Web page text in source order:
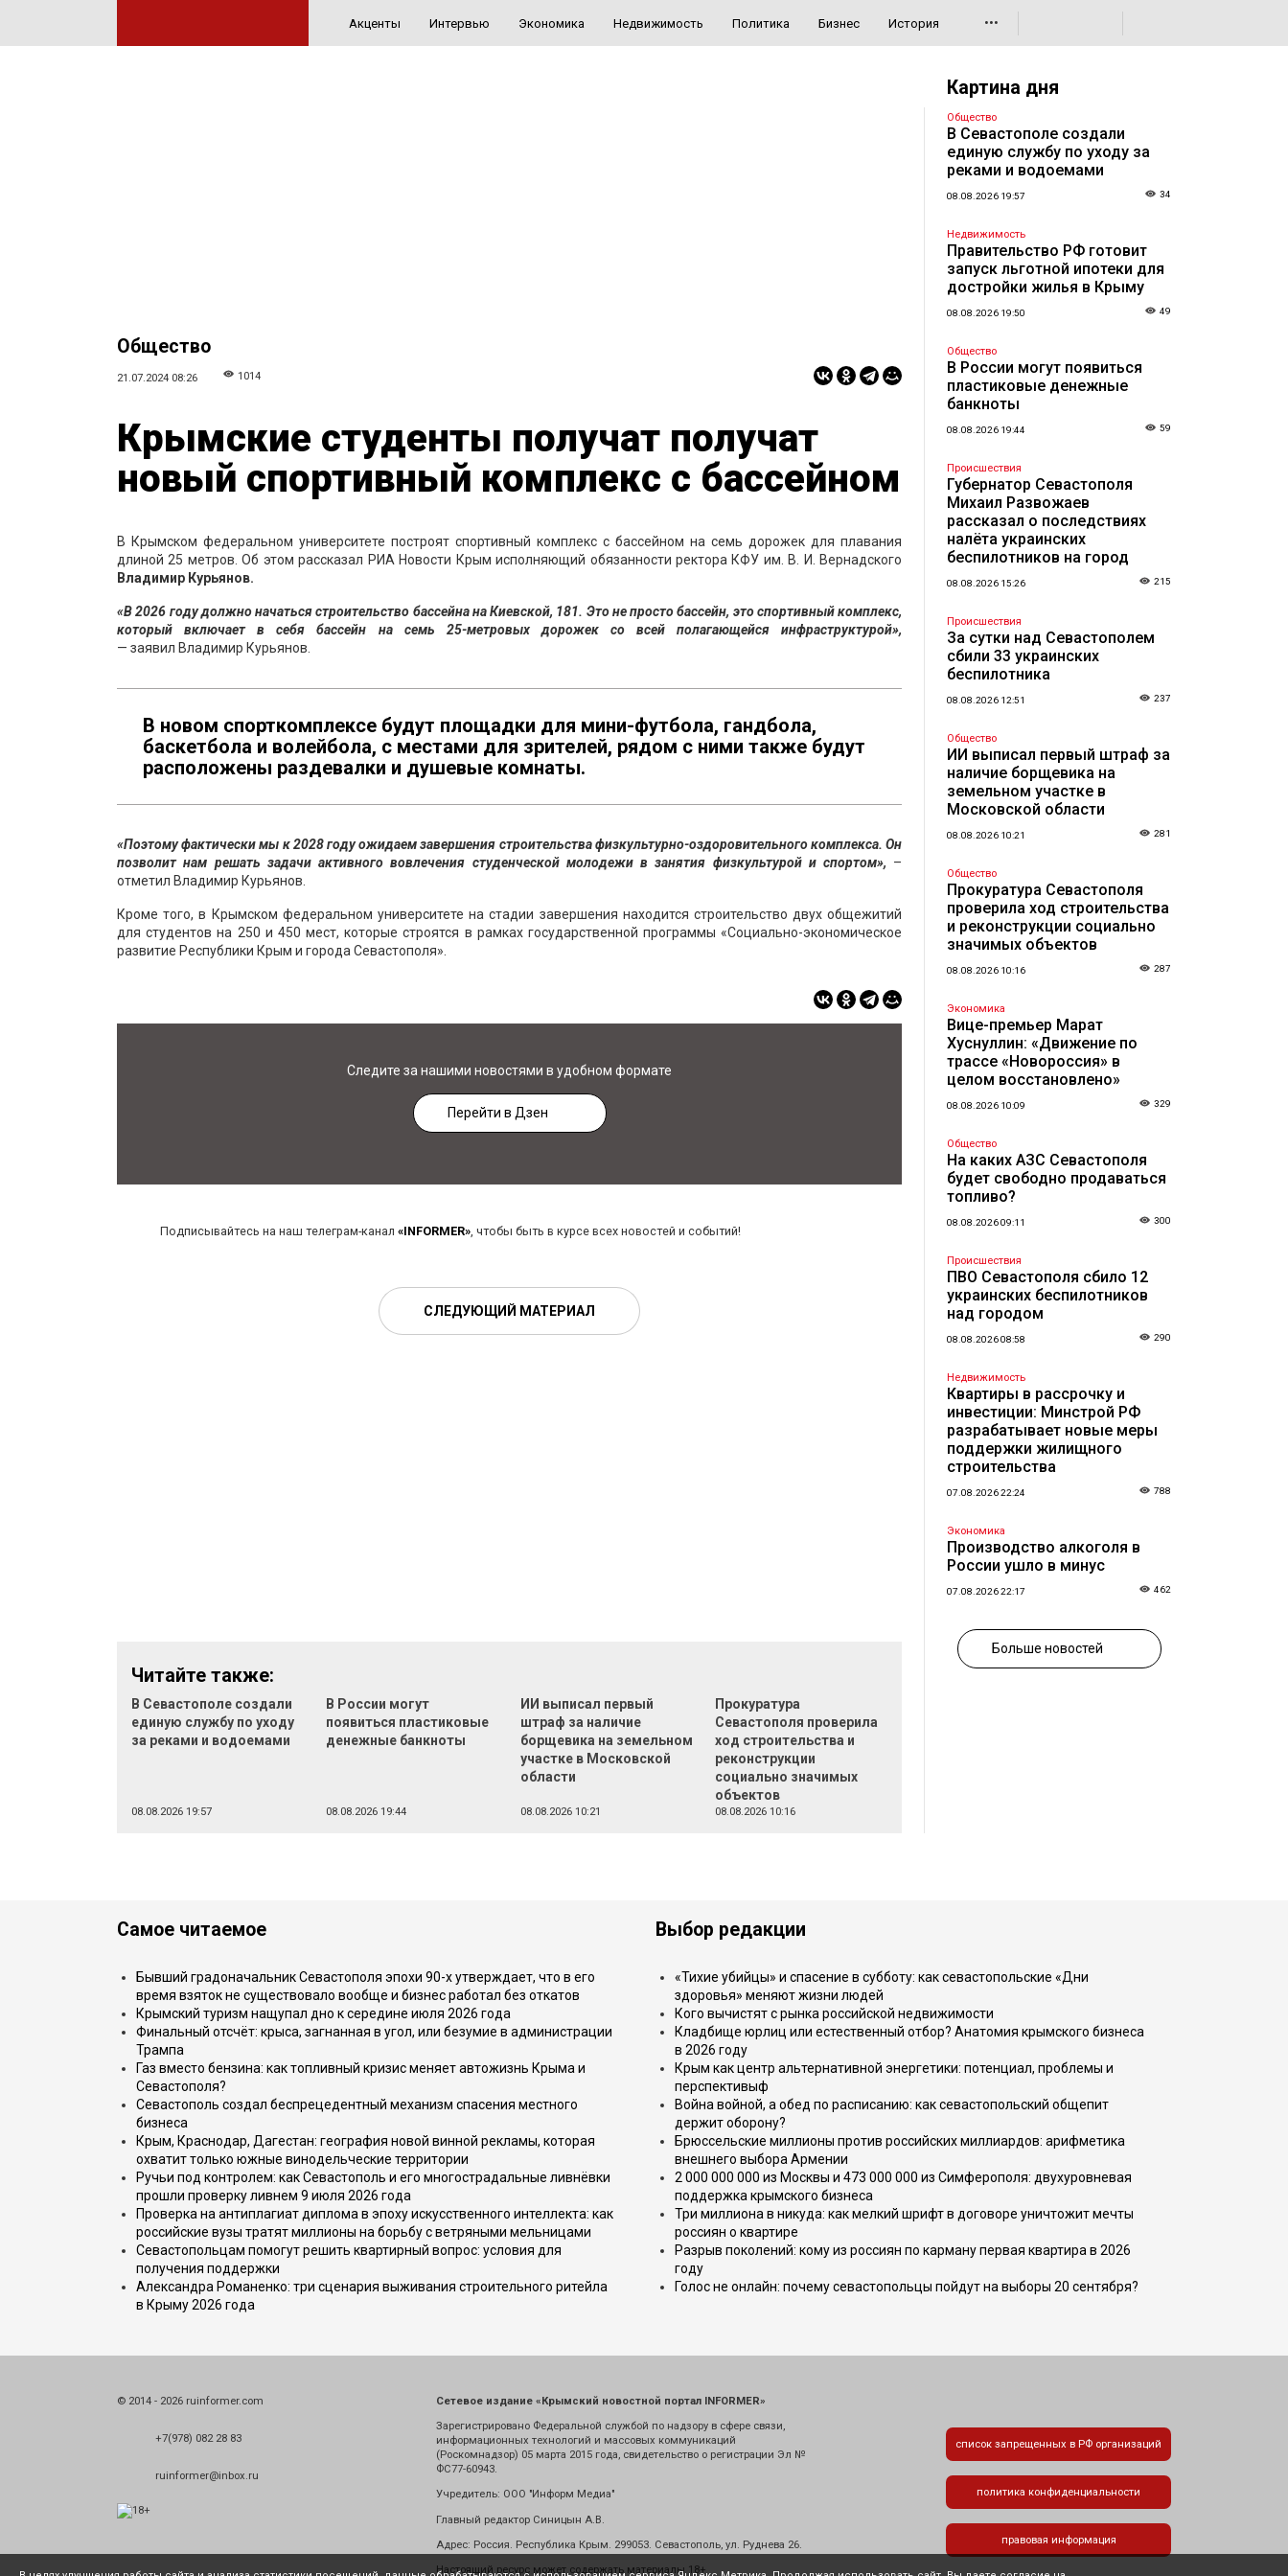
Акценты Интервью Экономика Недвижимость Политика Бизнес История •••
Общество
21.07.2024 08:26 1014
Крымские студенты получат получат
новый спортивный комплекс с бассейном
В Крымском федеральном университете построят спортивный комплекс с бассейном на семь дорожек для плавания
длиной 25 метров. Об этом рассказал РИА Новости Крым исполняющий обязанности ректора КФУ им. В. И. Вернадского
Владимир Курьянов.
«В 2026 году должно начаться строительство бассейна на Киевской, 181. Это не просто бассейн, это спортивный комплекс,
который включает в себя бассейн на семь 25-метровых дорожек со всей полагающейся инфраструктурой»,
— заявил Владимир Курьянов.
В новом спорткомплексе будут площадки для мини-футбола, гандбола,
баскетбола и волейбола, с местами для зрителей, рядом с ними также будут
расположены раздевалки и душевые комнаты.
«Поэтому фактически мы к 2028 году ожидаем завершения строительства физкультурно-оздоровительного комплекса. Он
позволит нам решать задачи активного вовлечения студенческой молодежи в занятия физкультурой и спортом», –
отметил Владимир Курьянов.
Кроме того, в Крымском федеральном университете на стадии завершения находится строительство двух общежитий
для студентов на 250 и 450 мест, которые строятся в рамках государственной программы «Социально-экономическое
развитие Республики Крым и города Севастополя».
Следите за нашими новостями в удобном формате
Перейти в Дзен
Подписывайтесь на наш телеграм-канал «INFORMER», чтобы быть в курсе всех новостей и событий!
СЛЕДУЮЩИЙ МАТЕРИАЛ
Читайте также:
В Севастополе создали
единую службу по уходу
за реками и водоемами
08.08.2026 19:57
В России могут
появиться пластиковые
денежные банкноты
08.08.2026 19:44
ИИ выписал первый
штраф за наличие
борщевика на земельном
участке в Московской
области
08.08.2026 10:21
Прокуратура
Севастополя проверила
ход строительства и
реконструкции
социально значимых
объектов
08.08.2026 10:16
Картина дня
Общество
В Севастополе создали
единую службу по уходу за
реками и водоемами
08.08.2026 19:57 34
Недвижимость
Правительство РФ готовит
запуск льготной ипотеки для
достройки жилья в Крыму
08.08.2026 19:50 49
Общество
В России могут появиться
пластиковые денежные
банкноты
08.08.2026 19:44 59
Происшествия
Губернатор Севастополя
Михаил Развожаев
рассказал о последствиях
налёта украинских
беспилотников на город
08.08.2026 15:26 215
Происшествия
За сутки над Севастополем
сбили 33 украинских
беспилотника
08.08.2026 12:51 237
Общество
ИИ выписал первый штраф за
наличие борщевика на
земельном участке в
Московской области
08.08.2026 10:21 281
Общество
Прокуратура Севастополя
проверила ход строительства
и реконструкции социально
значимых объектов
08.08.2026 10:16 287
Экономика
Вице-премьер Марат
Хуснуллин: «Движение по
трассе «Новороссия» в
целом восстановлено»
08.08.2026 10:09 329
Общество
На каких АЗС Севастополя
будет свободно продаваться
топливо?
08.08.2026 09:11 300
Происшествия
ПВО Севастополя сбило 12
украинских беспилотников
над городом
08.08.2026 08:58 290
Недвижимость
Квартиры в рассрочку и
инвестиции: Минстрой РФ
разрабатывает новые меры
поддержки жилищного
строительства
07.08.2026 22:24 788
Экономика
Производство алкоголя в
России ушло в минус
07.08.2026 22:17 462
Больше новостей
Самое читаемое
Бывший градоначальник Севастополя эпохи 90-х утверждает, что в его
время взяток не существовало вообще и бизнес работал без откатов
Крымский туризм нащупал дно к середине июля 2026 года
Финальный отсчёт: крыса, загнанная в угол, или безумие в администрации
Трампа
Газ вместо бензина: как топливный кризис меняет автожизнь Крыма и
Севастополя?
Севастополь создал беспрецедентный механизм спасения местного
бизнеса
Крым, Краснодар, Дагестан: география новой винной рекламы, которая
охватит только южные винодельческие территории
Ручьи под контролем: как Севастополь и его многострадальные ливнёвки
прошли проверку ливнем 9 июля 2026 года
Проверка на антиплагиат диплома в эпоху искусственного интеллекта: как
российские вузы тратят миллионы на борьбу с ветряными мельницами
Севастопольцам помогут решить квартирный вопрос: условия для
получения поддержки
Александра Романенко: три сценария выживания строительного ритейла
в Крыму 2026 года
Выбор редакции
«Тихие убийцы» и спасение в субботу: как севастопольские «Дни
здоровья» меняют жизни людей
Кого вычистят с рынка российской недвижимости
Кладбище юрлиц или естественный отбор? Анатомия крымского бизнеса
в 2026 году
Крым как центр альтернативной энергетики: потенциал, проблемы и
перспективыф
Война войной, а обед по расписанию: как севастопольский общепит
держит оборону?
Брюссельские миллионы против российских миллиардов: арифметика
внешнего выбора Армении
2 000 000 000 из Москвы и 473 000 000 из Симферополя: двухуровневая
поддержка крымского бизнеса
Три миллиона в никуда: как мелкий шрифт в договоре уничтожит мечты
россиян о квартире
Разрыв поколений: кому из россиян по карману первая квартира в 2026
году
Голос не онлайн: почему севастопольцы пойдут на выборы 20 сентября?
© 2014 - 2026 ruinformer.com
+7(978) 082 28 83
ruinformer@inbox.ru
Сетевое издание «Крымский новостной портал INFORMER»
Зарегистрировано Федеральной службой по надзору в сфере связи,
информационных технологий и массовых коммуникаций
(Роскомнадзор) 05 марта 2015 года, свидетельство о регистрации Эл №
ФС77-60943.
Учредитель: ООО "Информ Медиа"
Главный редактор Синицын А.В.
Адрес: Россия. Республика Крым. 299053. Севастополь, ул. Руднева 26.
Настоящий ресурс может содержать материалы 18+
список запрещенных в РФ организаций
политика конфиденциальности
правовая информация